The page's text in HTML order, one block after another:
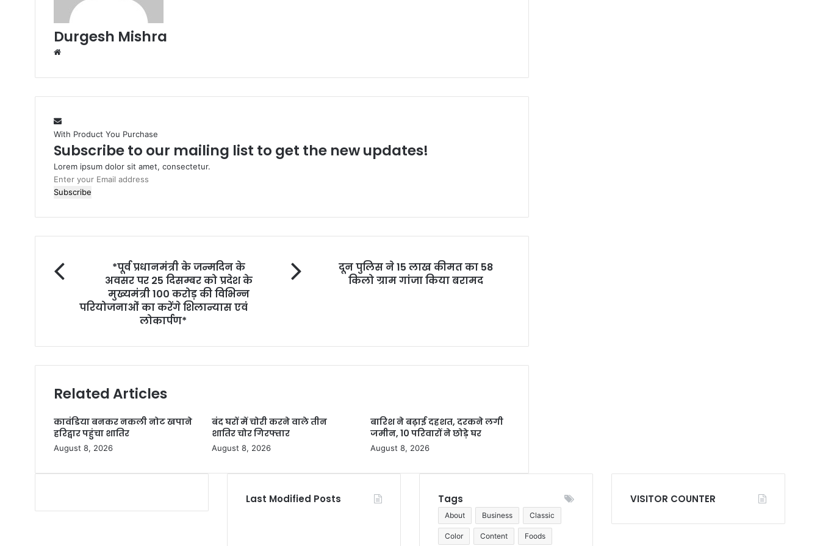
Durgesh Mishra
Website
With Product You Purchase
Subscribe to our mailing list to get the new updates!
Lorem ipsum dolor sit amet, consectetur.
Enter
your
address
*पूर्व प्रधानमंत्री के जन्मदिन के
अवसर पर 25 दिसम्बर को प्रदेश के
मुख्यमंत्री 100 करोड़ की विभिन्न
परियोजनाओं का करेंगे शिलान्यास एवं
लोकार्पण*
दून पुलिस ने 15 लाख कीमत का 58
किलो ग्राम गांजा किया बरामद
Related Articles
कावंडिया बनकर नकली नोट खपाने
हरिद्वार पहुंचा शातिर
August 8, 2026
बंद घरों में चोरी करने वाले तीन
शातिर चोर गिरफ्तार
August 8, 2026
बारिश ने बढ़ाई दहशत, दरकने लगी
जमीन, 10 परिवारों ने छोड़े घर
August 8, 2026
Last Modified Posts Tags
About Business Classic
Color Content Foods
VISITOR COUNTER